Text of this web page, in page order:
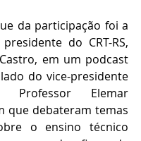
da participação foi a
do CRT-RS,
em um podcast
do vice-presidente
Professor Elemar
que debateram temas
o ensino técnico